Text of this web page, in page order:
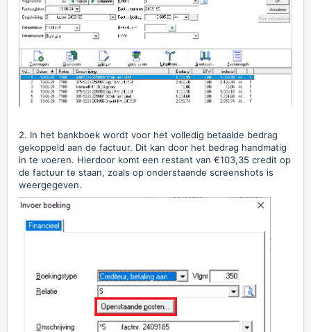
2. In het bankboek wordt voor het volledig betaalde bedrag
gekoppeld aan de factuur. Dit kan door het bedrag handmatig
in te voeren. Hierdoor komt een restant van €103,35 credit op
de factuur te staan, zoals op onderstaande screenshots is
weergegeven.